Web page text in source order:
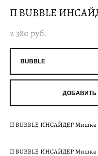
П BUBBLE
2 380 pуб.
BUBBLE
ДОБАВИТЬ
П BUBBLE ИНСАЙДЕР Мишка
П BUBBLE ИНСАЙДЕР Мишка